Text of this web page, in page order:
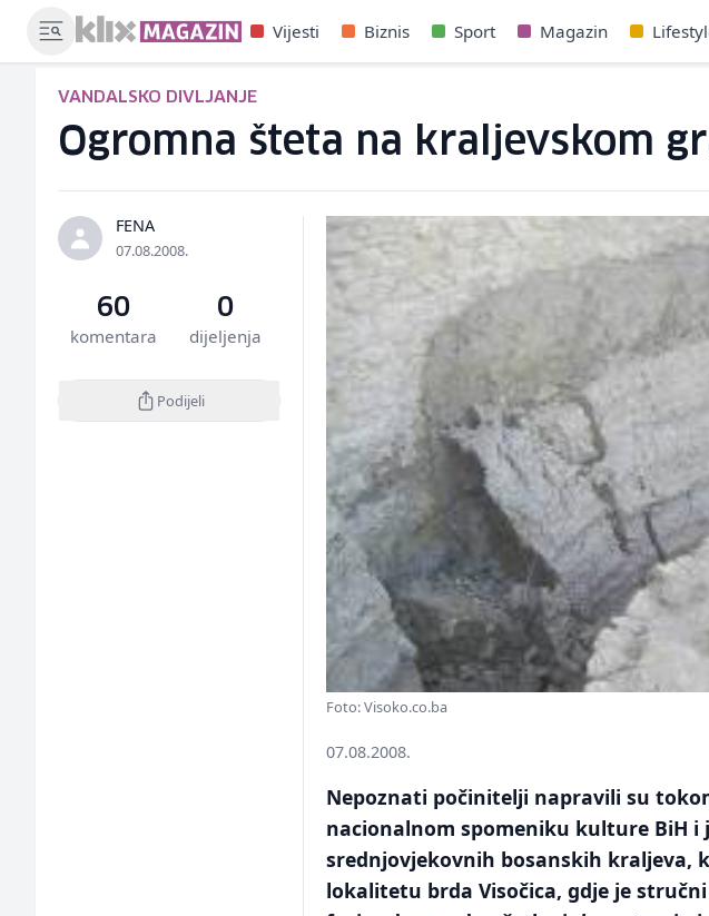
Vijesti Biznis Sport Magazin
VANDALSKO DIVLJANJE
Ogromna šteta na kraljevskom
FENA
07.08.2008.
60
komentara
0
dijeljenja
Podijeli
Foto: Visoko.co.ba
07.08.2008.
Nepoznati počinitelji napravili su
nacionalnom spomeniku kulture BiH i
srednjovjekovnih bosanskih kraljeva,
lokalitetu brda Visočica, gdje je